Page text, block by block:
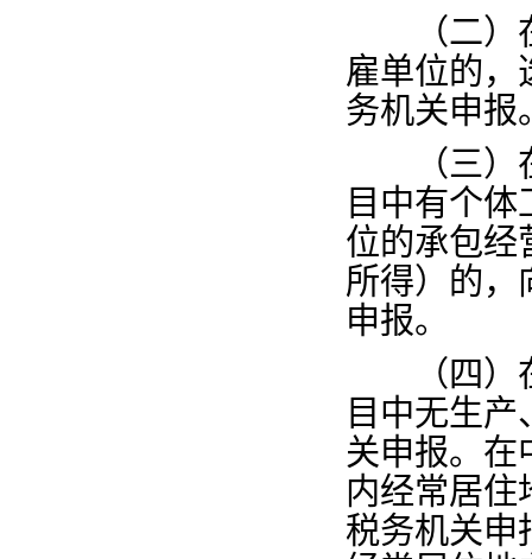
（二）在
雇单位的，
务机关申报
（三）在
目中有个
位的承包经
所得）的，
申报。
（四）在
目中无生
关申报。在
内经常居住
税务机关申